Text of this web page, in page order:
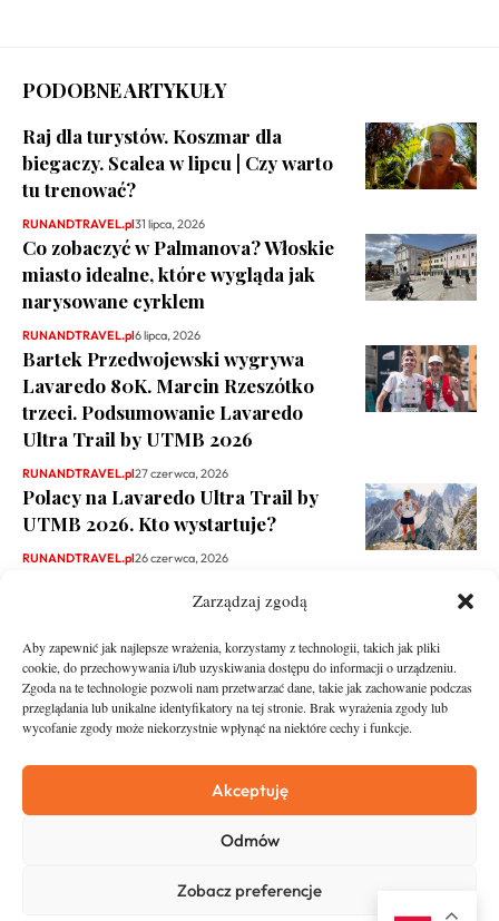
Zarządzaj zgodą
Aby zapewnić jak najlepsze wrażenia, korzystamy z technologii, takich jak pliki
cookie, do przechowywania i/lub uzyskiwania dostępu do informacji o urządzeniu.
Zgoda na te technologie pozwoli nam przetwarzać dane, takie jak zachowanie podczas
przeglądania lub unikalne identyfikatory na tej stronie. Brak wyrażenia zgody lub
wycofanie zgody może niekorzystnie wpłynąć na niektóre cechy i funkcje.
Akceptuję
Odmów
Zobacz preferencje
PODOBNE ARTYKUŁY
Raj dla turystów. Koszmar dla
biegaczy. Scalea w lipcu | Czy warto
tu trenować?
RUNANDTRAVEL.pl31 lipca, 2026
Co zobaczyć w Palmanova? Włoskie
miasto idealne, które wygląda jak
narysowane cyrklem
RUNANDTRAVEL.pl6 lipca, 2026
Bartek Przedwojewski wygrywa
Lavaredo 80K. Marcin Rzeszótko
trzeci. Podsumowanie Lavaredo
Ultra Trail by UTMB 2026
RUNANDTRAVEL.pl27 czerwca, 2026
Polacy na Lavaredo Ultra Trail by
UTMB 2026. Kto wystartuje?
RUNANDTRAVEL.pl26 czerwca, 2026
Asfalt
O nas
Zostań Patronem
Kontakt